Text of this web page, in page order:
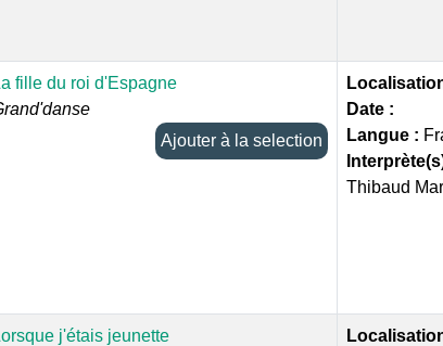
fille du roi d'Espagne
Ajouter à la selection
Date :
Langue :
Thibaud
j'étais jeunette